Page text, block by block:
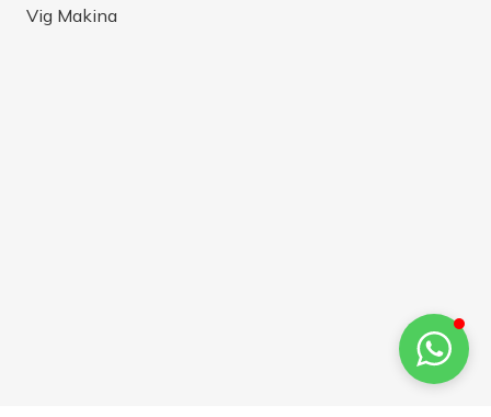
Vig Makina